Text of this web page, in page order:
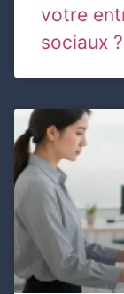
votre
sociaux ?